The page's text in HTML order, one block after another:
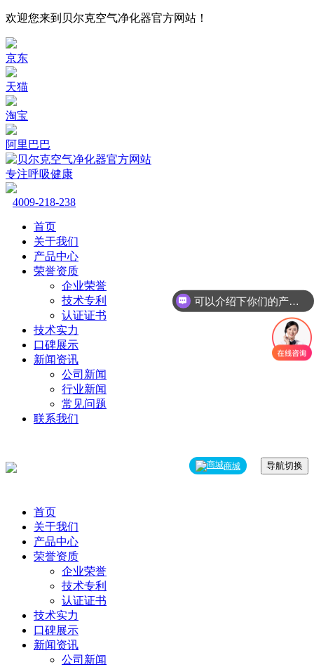
欢迎您来到贝尔克空气净化器官方网站！
京东
天猫
淘宝
阿里巴巴
专注呼吸健康
4009-218-238
首页
关于我们
产品中心
荣誉资质
企业荣誉
技术专利
认证证书
技术实力
口碑展示
新闻资讯
公司新闻
行业新闻
常见问题
联系我们
商城 导航切换
首页
关于我们
产品中心
荣誉资质
企业荣誉
技术专利
认证证书
技术实力
口碑展示
新闻资讯
公司新闻
可以介绍下你们的产品么